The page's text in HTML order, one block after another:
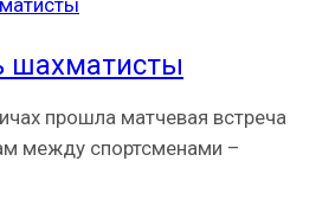
шахматисты
прошла матчевая встреча
между спортсменами –